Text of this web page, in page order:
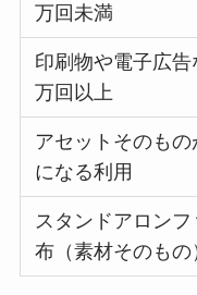
万回未満
印刷物や電子広
万回以上
アセットそのもの
になる利用
スタンドアロン
布（素材そのもの